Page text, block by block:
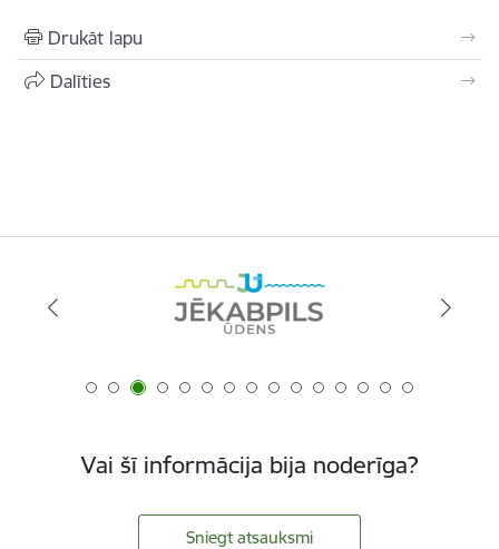
Drukāt lapu
Dalīties
Vai šī informācija bija noderīga?
Sniegt atsauksmi